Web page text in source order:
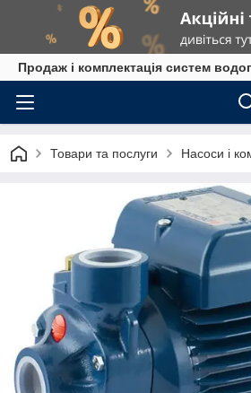
Продаж і комплектація систем
Товари та послуги Насоси і